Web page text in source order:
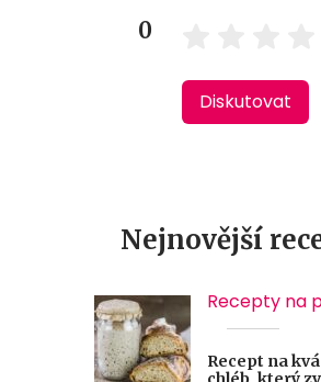
0
Diskutovat
Nejnovější
Recepty na
Recept na